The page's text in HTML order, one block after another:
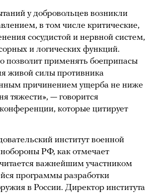
у добровольцев возникли
в том числе критические,
сосудистой и нервной систем,
и логических функций.
позволит применять боеприпасы
живой силы противника
причинением ущерба не ниже
тяжести», — говорится
которые цитирует
институт военной
РФ, как отмечает
важнейшим участником
программы разработки
в России. Директор института